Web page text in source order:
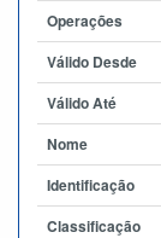
Operações
Válido Desde
Válido Até
Nome
Identificação
Classificação